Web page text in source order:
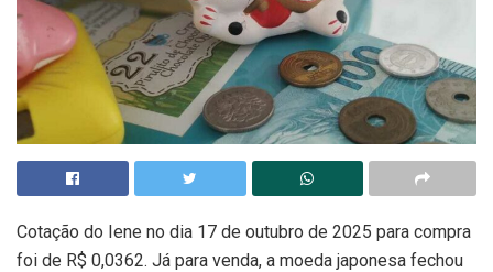
Cotação do Iene no dia 17 de outubro de 2025 para compra
foi de R$ 0,0362. Já para venda, a moeda japonesa fechou